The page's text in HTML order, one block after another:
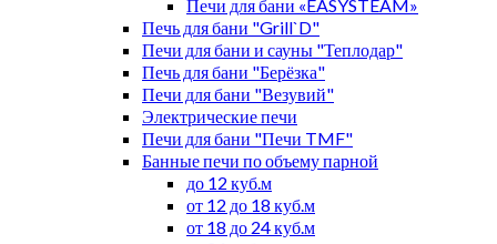
Печи для бани «EASYSTEAM»
Печь для бани "Grill`D"
Печи для бани и сауны "Теплодар"
Печь для бани "Берёзка"
Печи для бани "Везувий"
Электрические печи
Печи для бани "Печи TMF"
Банные печи по объему парной
до 12 куб.м
от 12 до 18 куб.м
от 18 до 24 куб.м